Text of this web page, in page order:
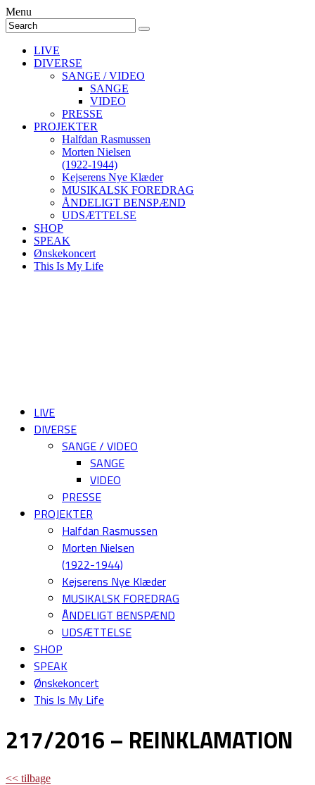
Menu
LIVE
DIVERSE
SANGE / VIDEO
SANGE
VIDEO
PRESSE
PROJEKTER
Halfdan Rasmussen
Morten Nielsen
(1922-1944)
Kejserens Nye Klæder
MUSIKALSK FOREDRAG
ÅNDELIGT BENSPÆND
UDSÆTTELSE
SHOP
SPEAK
Ønskekoncert
This Is My Life
LIVE
DIVERSE
SANGE / VIDEO
SANGE
VIDEO
PRESSE
PROJEKTER
Halfdan Rasmussen
Morten Nielsen
(1922-1944)
Kejserens Nye Klæder
MUSIKALSK FOREDRAG
ÅNDELIGT BENSPÆND
UDSÆTTELSE
SHOP
SPEAK
Ønskekoncert
This Is My Life
217/2016 – REINKLAMATION
<< tilbage